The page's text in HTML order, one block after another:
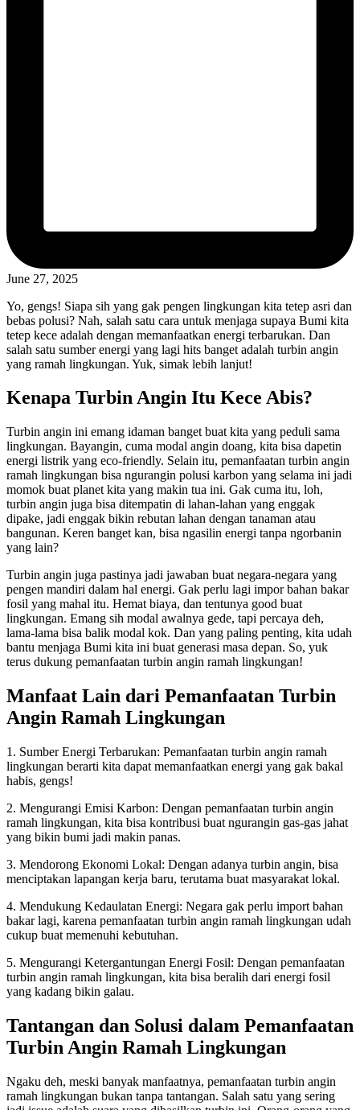
June 27, 2025
Yo, gengs! Siapa sih yang gak pengen lingkungan kita tetep asri dan
bebas polusi? Nah, salah satu cara untuk menjaga supaya Bumi kita
tetep kece adalah dengan memanfaatkan energi terbarukan. Dan
salah satu sumber energi yang lagi hits banget adalah turbin angin
yang ramah lingkungan. Yuk, simak lebih lanjut!
Kenapa Turbin Angin Itu Kece Abis?
Turbin angin ini emang idaman banget buat kita yang peduli sama
lingkungan. Bayangin, cuma modal angin doang, kita bisa dapetin
energi listrik yang eco-friendly. Selain itu, pemanfaatan turbin angin
ramah lingkungan bisa ngurangin polusi karbon yang selama ini jadi
momok buat planet kita yang makin tua ini. Gak cuma itu, loh,
turbin angin juga bisa ditempatin di lahan-lahan yang enggak
dipake, jadi enggak bikin rebutan lahan dengan tanaman atau
bangunan. Keren banget kan, bisa ngasilin energi tanpa ngorbanin
yang lain?
Turbin angin juga pastinya jadi jawaban buat negara-negara yang
pengen mandiri dalam hal energi. Gak perlu lagi impor bahan bakar
fosil yang mahal itu. Hemat biaya, dan tentunya good buat
lingkungan. Emang sih modal awalnya gede, tapi percaya deh,
lama-lama bisa balik modal kok. Dan yang paling penting, kita udah
bantu menjaga Bumi kita ini buat generasi masa depan. So, yuk
terus dukung pemanfaatan turbin angin ramah lingkungan!
Manfaat Lain dari Pemanfaatan Turbin
Angin Ramah Lingkungan
1. Sumber Energi Terbarukan: Pemanfaatan turbin angin ramah
lingkungan berarti kita dapat memanfaatkan energi yang gak bakal
habis, gengs!
2. Mengurangi Emisi Karbon: Dengan pemanfaatan turbin angin
ramah lingkungan, kita bisa kontribusi buat ngurangin gas-gas jahat
yang bikin bumi jadi makin panas.
3. Mendorong Ekonomi Lokal: Dengan adanya turbin angin, bisa
menciptakan lapangan kerja baru, terutama buat masyarakat lokal.
4. Mendukung Kedaulatan Energi: Negara gak perlu import bahan
bakar lagi, karena pemanfaatan turbin angin ramah lingkungan udah
cukup buat memenuhi kebutuhan.
5. Mengurangi Ketergantungan Energi Fosil: Dengan pemanfaatan
turbin angin ramah lingkungan, kita bisa beralih dari energi fosil
yang kadang bikin galau.
Tantangan dan Solusi dalam Pemanfaatan
Turbin Angin Ramah Lingkungan
Ngaku deh, meski banyak manfaatnya, pemanfaatan turbin angin
ramah lingkungan bukan tanpa tantangan. Salah satu yang sering